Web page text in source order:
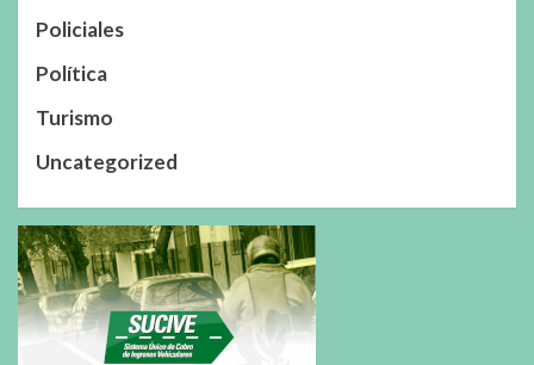
Policiales
Política
Turismo
Uncategorized